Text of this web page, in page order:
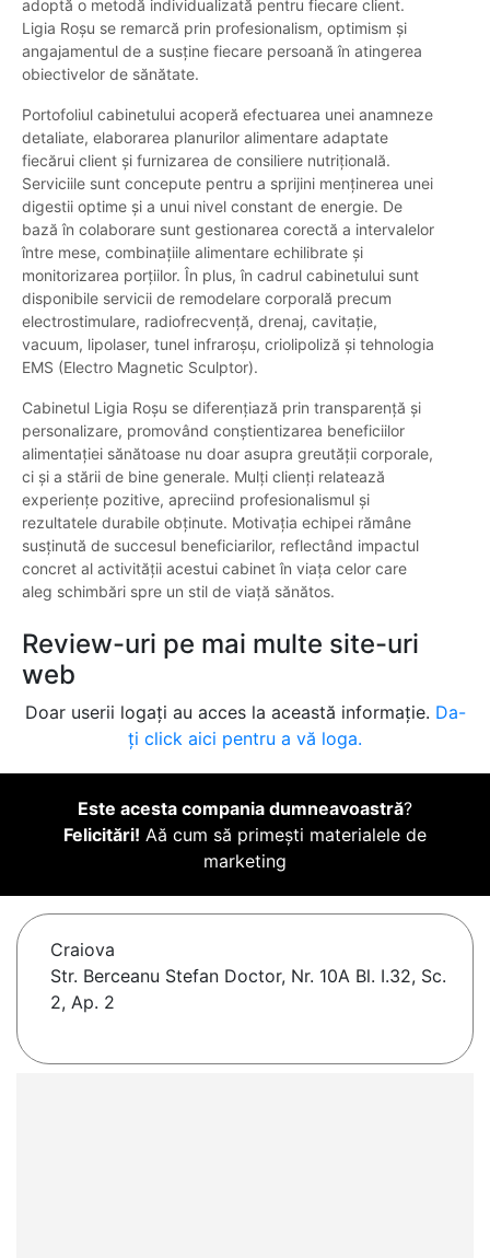
adoptă o metodă individualizată pentru fiecare client.
Ligia Roșu se remarcă prin profesionalism, optimism și
angajamentul de a susține fiecare persoană în atingerea
obiectivelor de sănătate.
Portofoliul cabinetului acoperă efectuarea unei anamneze
detaliate, elaborarea planurilor alimentare adaptate
fiecărui client și furnizarea de consiliere nutrițională.
Serviciile sunt concepute pentru a sprijini menținerea unei
digestii optime și a unui nivel constant de energie. De
bază în colaborare sunt gestionarea corectă a intervalelor
între mese, combinațiile alimentare echilibrate și
monitorizarea porțiilor. În plus, în cadrul cabinetului sunt
disponibile servicii de remodelare corporală precum
electrostimulare, radiofrecvență, drenaj, cavitație,
vacuum, lipolaser, tunel infraroșu, criolipoliză și tehnologia
EMS (Electro Magnetic Sculptor).
Cabinetul Ligia Roșu se diferențiază prin transparență și
personalizare, promovând conștientizarea beneficiilor
alimentației sănătoase nu doar asupra greutății corporale,
ci și a stării de bine generale. Mulți clienți relatează
experiențe pozitive, apreciind profesionalismul și
rezultatele durabile obținute. Motivația echipei rămâne
susținută de succesul beneficiarilor, reflectând impactul
concret al activității acestui cabinet în viața celor care
aleg schimbări spre un stil de viață sănătos.
Review-uri pe mai multe site-uri
web
Doar userii logați au acces la această informație. Da-
ți click aici pentru a vă loga.
Este acesta compania dumneavoastră?
Felicitări! Aă cum să primești materialele de
marketing
Craiova
Str. Berceanu Stefan Doctor, Nr. 10A Bl. I.32, Sc.
2, Ap. 2